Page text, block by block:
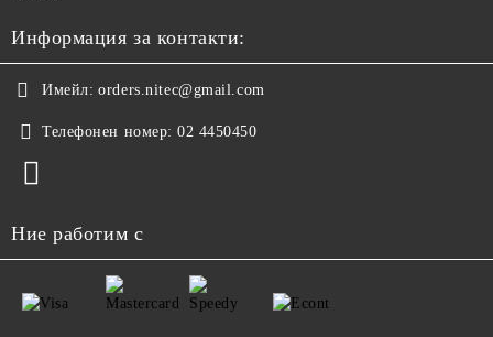
Информация за контакти:
Имейл: orders.nitec@gmail.com
Телефонен номер: 02 4450450
Ние работим с